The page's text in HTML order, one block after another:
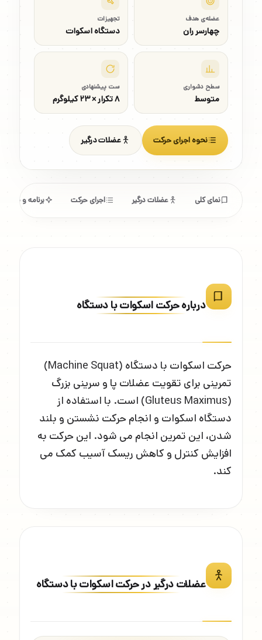
عضله‌ی هدف
چهارسر ران
تجهیزات
دستگاه اسکوات
سطح دشواری
متوسط
ست پیشنهادی
۸ تکرار × ۲۳ کیلوگرم
نحوه اجرای حرکت عضلات درگیر
نمای کلی عضلات درگیر اجرای حرکت برنامه و
درباره حرکت اسکوات با دستگاه
حرکت اسکوات با دستگاه (Machine Squat)
تمرینی برای تقویت عضلات پا و سرینی بزرگ
(Gluteus Maximus) است. با استفاده از
دستگاه اسکوات و انجام حرکت نشستن و بلند
شدن، این تمرین انجام می شود. این حرکت به
افزایش کنترل و کاهش ریسک آسیب کمک می
کند.
عضلات درگیر در حرکت اسکوات با دستگاه